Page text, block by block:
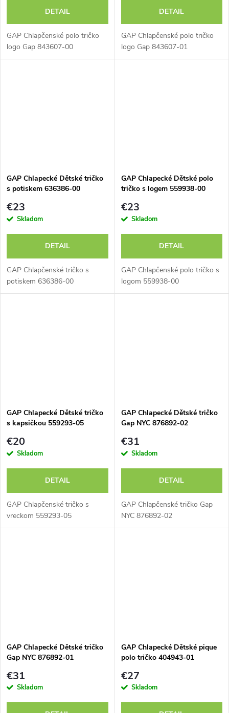
DETAIL
GAP Chlapčenské polo tričko
logo Gap 843607-00
DETAIL
GAP Chlapčenské polo tričko
logo Gap 843607-01
GAP Chlapecké Dětské tričko
s potiskem 636386-00
€23
Skladom
DETAIL
GAP Chlapčenské tričko s
potiskem 636386-00
GAP Chlapecké Dětské polo
tričko s logem 559938-00
€23
Skladom
DETAIL
GAP Chlapčenské polo tričko s
logom 559938-00
GAP Chlapecké Dětské tričko
s kapsičkou 559293-05
€20
Skladom
DETAIL
GAP Chlapčenské tričko s
vreckom 559293-05
GAP Chlapecké Dětské tričko
Gap NYC 876892-02
€31
Skladom
DETAIL
GAP Chlapčenské tričko Gap
NYC 876892-02
GAP Chlapecké Dětské tričko
Gap NYC 876892-01
€31
Skladom
GAP Chlapecké Dětské pique
polo tričko 404943-01
€27
Skladom